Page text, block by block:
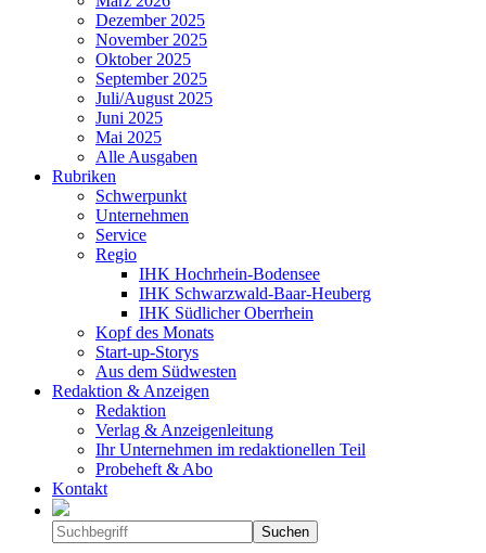
Dezember 2025
November 2025
Oktober 2025
September 2025
Juli/August 2025
Juni 2025
Mai 2025
Alle Ausgaben
Rubriken
Schwerpunkt
Unternehmen
Service
Regio
IHK Hochrhein-Bodensee
IHK Schwarzwald-Baar-Heuberg
IHK Südlicher Oberrhein
Kopf des Monats
Start-up-Storys
Aus dem Südwesten
Redaktion & Anzeigen
Redaktion
Verlag & Anzeigenleitung
Ihr Unternehmen im redaktionellen Teil
Probeheft & Abo
Kontakt